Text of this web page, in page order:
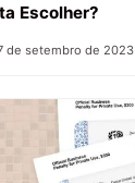
Escolher?
de setembro de 2023